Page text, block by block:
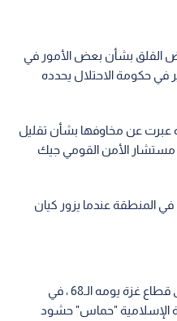
القلق بشأن بعض الأمور في
في حكومة الاحتلال يحدده
عبرت عن مخاوفها بشأن تقليل
مستشار الأمن القومي جيك
المنطقة عندما يزور كيان
دخل عدوان الاحتلال الإسرائيلي على قطاع غزة يومه الـ68 ، في
الإسلامية "حماس" حشود